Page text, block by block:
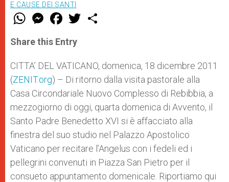
E CAUSE DEI SANTI
W
t
s
p
p
M
e
s
e
g
e
r
F
a
e
b
o
k
w
r
Share this Entry
CITTA’ DEL VATICANO, domenica, 18 dicembre 2011
(ZENIT.org) – Di ritorno dalla visita pastorale alla
Casa Circondariale Nuovo Complesso di Rebibbia, a
mezzogiorno di oggi, quarta domenica di Avvento, il
Santo Padre Benedetto XVI si è affacciato alla
finestra del suo studio nel Palazzo Apostolico
Vaticano per recitare l’Angelus con i fedeli ed i
pellegrini convenuti in Piazza San Pietro per il
consueto appuntamento domenicale. Riportiamo qui